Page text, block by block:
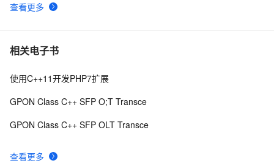
9 C++之MFC制作简单计算器（VS2019实现），附带完整
10
√2、(2/√π) 等等）
查看更多
相关电子书
查看更多
使用C++11开发PHP7扩展
GPON Class C++ SFP O;T Transce
GPON Class C++ SFP OLT Transce